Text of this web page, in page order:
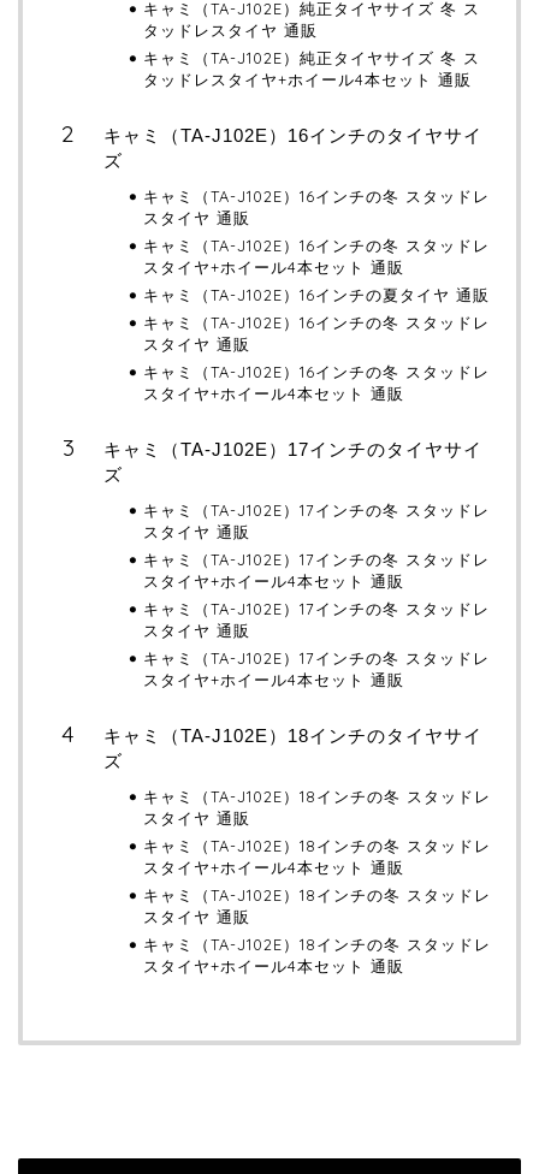
キャミ（TA-J102E）純正タイヤサイズ 冬 ス
タッドレスタイヤ 通販
キャミ（TA-J102E）純正タイヤサイズ 冬 ス
タッドレスタイヤ+ホイール4本セット 通販
キャミ（TA-J102E）16インチのタイヤサイ
ズ
キャミ（TA-J102E）16インチの冬 スタッドレ
スタイヤ 通販
キャミ（TA-J102E）16インチの冬 スタッドレ
スタイヤ+ホイール4本セット 通販
キャミ（TA-J102E）16インチの夏タイヤ 通販
キャミ（TA-J102E）16インチの冬 スタッドレ
スタイヤ 通販
キャミ（TA-J102E）16インチの冬 スタッドレ
スタイヤ+ホイール4本セット 通販
キャミ（TA-J102E）17インチのタイヤサイ
ズ
キャミ（TA-J102E）17インチの冬 スタッドレ
スタイヤ 通販
キャミ（TA-J102E）17インチの冬 スタッドレ
スタイヤ+ホイール4本セット 通販
キャミ（TA-J102E）17インチの冬 スタッドレ
スタイヤ 通販
キャミ（TA-J102E）17インチの冬 スタッドレ
スタイヤ+ホイール4本セット 通販
キャミ（TA-J102E）18インチのタイヤサイ
ズ
キャミ（TA-J102E）18インチの冬 スタッドレ
スタイヤ 通販
キャミ（TA-J102E）18インチの冬 スタッドレ
スタイヤ+ホイール4本セット 通販
キャミ（TA-J102E）18インチの冬 スタッドレ
スタイヤ 通販
キャミ（TA-J102E）18インチの冬 スタッドレ
スタイヤ+ホイール4本セット 通販